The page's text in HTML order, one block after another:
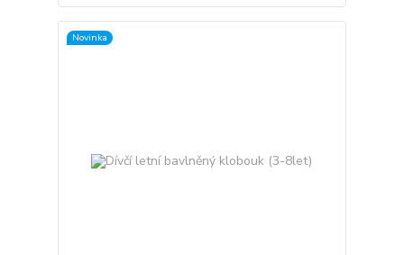
Novinka